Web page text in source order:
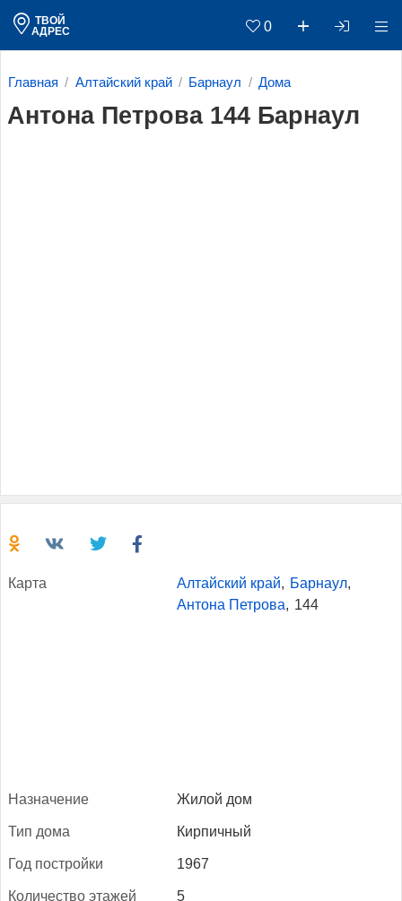
ТВОЙ
АДРЕС
0
Главная Алтайский край Барнаул Дома
Антона Петрова 144 Барнаул
Кар­та Алтайский край, Барнаул,
Антона Петрова, 144
Наз­на­чение Жилой дом
Тип до­ма Кирпичный
Год пос­трой­ки 1967
Ко­личес­тво эта­жей 5